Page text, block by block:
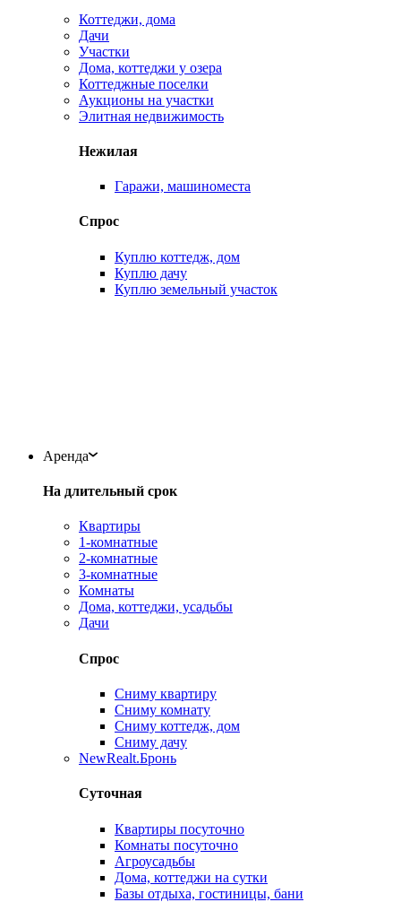
Коттеджи, дома
Дачи
Участки
Дома, коттеджи у озера
Коттеджные поселки
Аукционы на участки
Элитная недвижимость
Нежилая
Гаражи, машиноместа
Спрос
Куплю коттедж, дом
Куплю дачу
Куплю земельный участок
Аренда
На длительный срок
Квартиры
1-комнатные
2-комнатные
3-комнатные
Комнаты
Дома, коттеджи, усадьбы
Дачи
Спрос
Сниму квартиру
Сниму комнату
Сниму коттедж, дом
Сниму дачу
NewRealt.Бронь
Суточная
Квартиры посуточно
Комнаты посуточно
Агроусадьбы
Дома, коттеджи на сутки
Базы отдыха, гостиницы, бани